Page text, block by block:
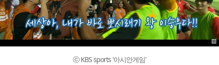
ⓒ KBS sports '아시안게임'